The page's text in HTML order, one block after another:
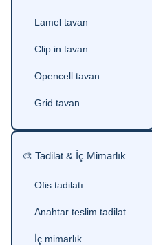
Lamel tavan
Clip in tavan
Opencell tavan
Grid tavan
🎨 Tadilat & İç Mimarlık
Ofis tadilatı
Anahtar teslim tadilat
İç mimarlık